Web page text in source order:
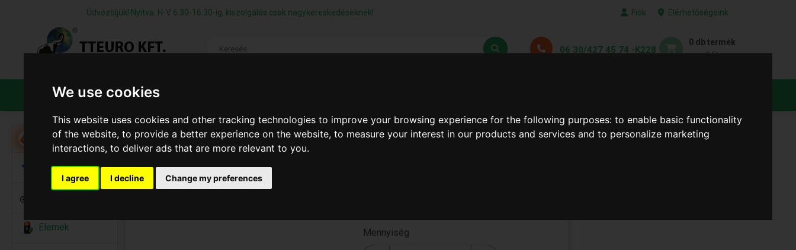
We use cookies
This website uses cookies and other tracking technologies to improve your browsing experience for the following purposes:to enable basic functionality
of the website,to provide a better experience on the website,to measure your interest in our products and services and to personalize marketing
interactions,to deliver ads that are more relevant to you.
I agree I decline Change my preferences
Üdvözöljük! Nyitva: H-V 6:30-16:30-ig, kiszolgálás csak nagykereskedéseknek! Fiók Elérhetőségeink
06 30/427 45 74 -K228
0 db termék
0 Ft
TERMÉKEK
Akció
Alkalmi Kellékek
Elemek Mennyiség